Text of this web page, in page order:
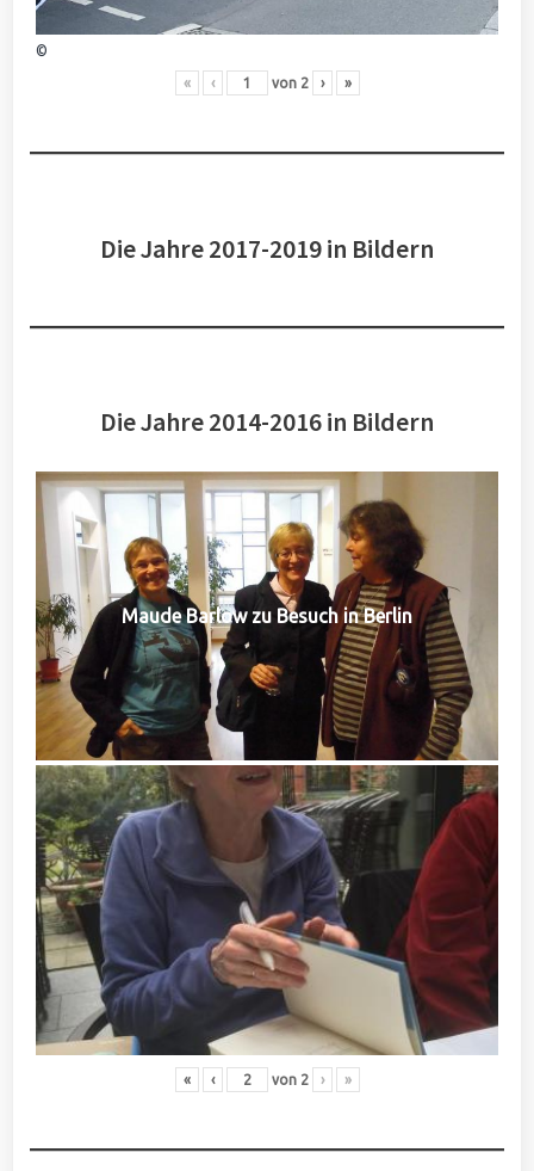
©
« ‹ von 2 › »
Die Jahre 2017-2019 in Bildern
Die Jahre 2014-2016 in Bildern
Maude Barlow zu Besuch in Berlin
« ‹ von 2 › »